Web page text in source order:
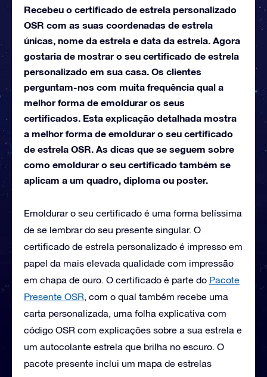
Recebeu o certificado de estrela personalizado
OSR com as suas coordenadas de estrela
únicas, nome da estrela e data da estrela. Agora
gostaria de mostrar o seu certificado de estrela
personalizado em sua casa. Os clientes
perguntam-nos com muita frequência qual a
melhor forma de emoldurar os seus
certificados. Esta explicação detalhada mostra
a melhor forma de emoldurar o seu certificado
de estrela OSR. As dicas que se seguem sobre
como emoldurar o seu certificado também se
aplicam a um quadro, diploma ou poster.
Emoldurar o seu certificado é uma forma belíssima
de se lembrar do seu presente singular. O
certificado de estrela personalizado é impresso em
papel da mais elevada qualidade com impressão
em chapa de ouro. O certificado é parte do Pacote
Presente OSR, com o qual também recebe uma
carta personalizada, uma folha explicativa com
código OSR com explicações sobre a sua estrela e
um autocolante estrela que brilha no escuro. O
pacote presente inclui um mapa de estrelas